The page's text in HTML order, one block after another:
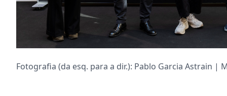
Fotografia (da esq. para a dir.): Pablo Garcia Astrain |